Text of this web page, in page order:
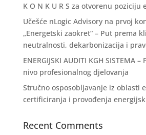
K O N K U R S za otvorenu poziciju
Učešće nLogic Advisory na prvoj
„Energetski zaokret“ – Put prema
neutralnosti, dekarbonizacija i
ENERGIJSKI AUDITI KGH SISTEMA
nivo profesionalnog djelovanja
Stručno osposobljavanje iz oblasti
certificiranja i provođenja
Recent Comments